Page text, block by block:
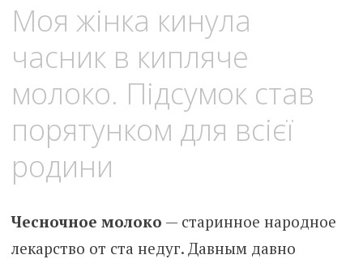
Моя жінка кинула
часник в кипляче
молоко. Підсумок став
порятунком для всієї
родини
Чесночное молоко — старинное народное
лекарство от ста недуг. Давным давно